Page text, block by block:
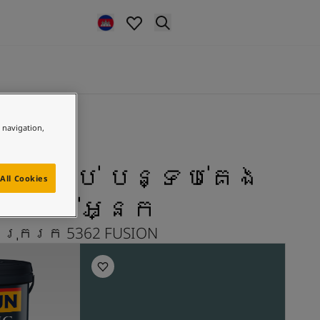
សម្រាប់ បន្ទប់គេង
របស់អ្នក
រុករក 5362 FUSION
navigation,
Cookies